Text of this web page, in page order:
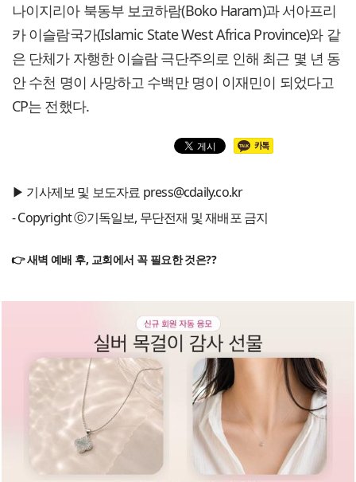
나이지리아 북동부 보코하람(Boko Haram)과 서아프리
카 이슬람국가(Islamic State West Africa Province)와 같
은 단체가 자행한 이슬람 극단주의로 인해 최근 몇 년 동
안 수천 명이 사망하고 수백만 명이 이재민이 되었다고
CP는 전했다.
▶ 기사제보 및 보도자료 press@cdaily.co.kr
- Copyright ⓒ기독일보, 무단전재 및 재배포 금지
👉 새벽 예배 후, 교회에서 꼭 필요한 것은??